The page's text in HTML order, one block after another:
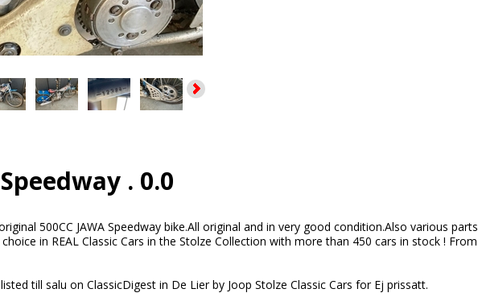
. 0.0
500CC JAWA Speedway bike.All original and in very good condition.Also various parts
in REAL Classic Cars in the Stolze Collection with more than 450 cars in stock ! From
till salu on ClassicDigest in De Lier by Joop Stolze Classic Cars for Ej prissatt.